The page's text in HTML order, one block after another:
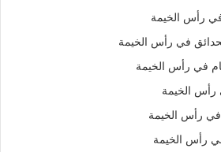
رأس الخيمة
في رأس الخيمة
في رأس الخيمة
الخيمة
رأس الخيمة
رأس الخيمة